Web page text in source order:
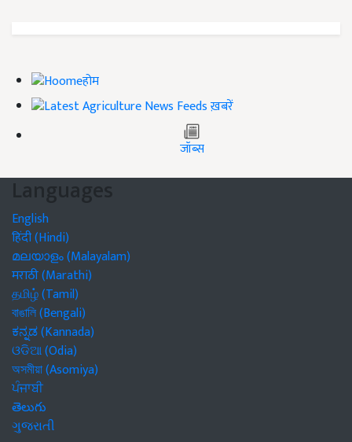
होम
ख़बरें
जॉब्स
Languages
English
हिंदी (Hindi)
മലയാളം (Malayalam)
मराठी (Marathi)
தமிழ் (Tamil)
বাঙালি (Bengali)
ಕನ್ನಡ (Kannada)
ଓଡିଆ (Odia)
অসমীয়া (Asomiya)
ਪੰਜਾਬੀ
తెలుగు
ગુજરાતી